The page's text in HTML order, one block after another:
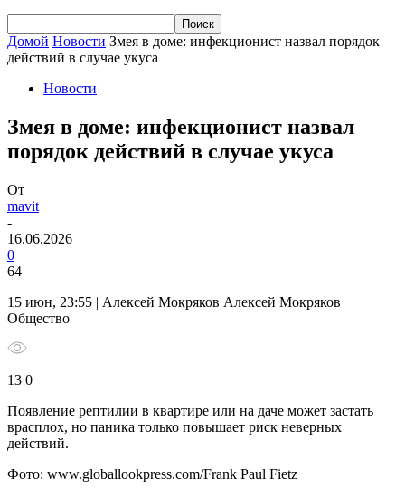
Домой Новости Змея в доме: инфекционист назвал порядок
действий в случае укуса
Новости
Змея в доме: инфекционист назвал
порядок действий в случае укуса
От
mavit
-
16.06.2026
0
64
15 июн, 23:55 | Алексей Мокряков Алексей Мокряков
Общество
13 0
Появление рептилии в квартире или на даче может застать
врасплох, но паника только повышает риск неверных
действий.
Фото: www.globallookpress.com/Frank Paul Fietz